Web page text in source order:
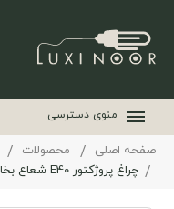
منوی دسترسی
صفحه اصلی محصولات
چراغ پروژکتور E40 شعاع بخار سدیم کد 2110